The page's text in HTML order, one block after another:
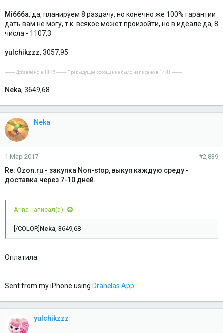
Mi666a, да, планируем 8 раздачу, но конечно же 100% гарантии
дать вам не могу, т.к. всякое может произойти, но в идеале да, 8
числа - 1107,3
yulchikzzz, 3057,95
---------- Добавлено в 14:45 ---------- Предыдущее сообщение было написано в 14:41 ----------
Neka, 3649,68
Neka
1 Мар 2017 #2,839
Re: Ozon.ru - закупка Non-stop, выкуп каждую среду -
доставка через 7-10 дней.
Arina написал(а):
[/COLOR] Neka , 3649,68
Оплатила
Sent from my iPhone using Drahelas App
yulchikzzz